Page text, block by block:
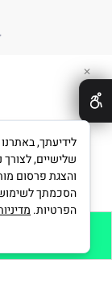
✕
שלישיים, לצורך
והצגת פרסום
הסכמתך לשימוש
הפרטיות.